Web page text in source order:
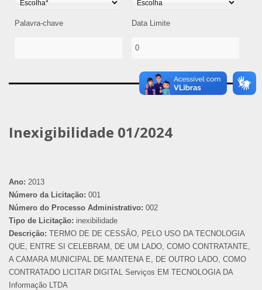
Palavra-chave Data Limite
Inexigibilidade 01/2024
Ano: 2013
Número da Licitação: 001
Número do Processo Administrativo: 002
Tipo de Licitação: inexibilidade
Descrição: TERMO DE DE CESSÂO, PELO USO DA TECNOLOGIA
QUE, ENTRE SI CELEBRAM, DE UM LADO, COMO CONTRATANTE,
A CAMARA MUNICIPAL DE MANTENA E, DE OUTRO LADO, COMO
CONTRATADO LICITAR DIGITAL Serviços EM TECNOLOGIA DA
Informação LTDA